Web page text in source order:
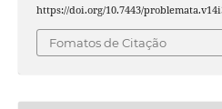
https://doi.org/10.7443/
Fomatos de Citação